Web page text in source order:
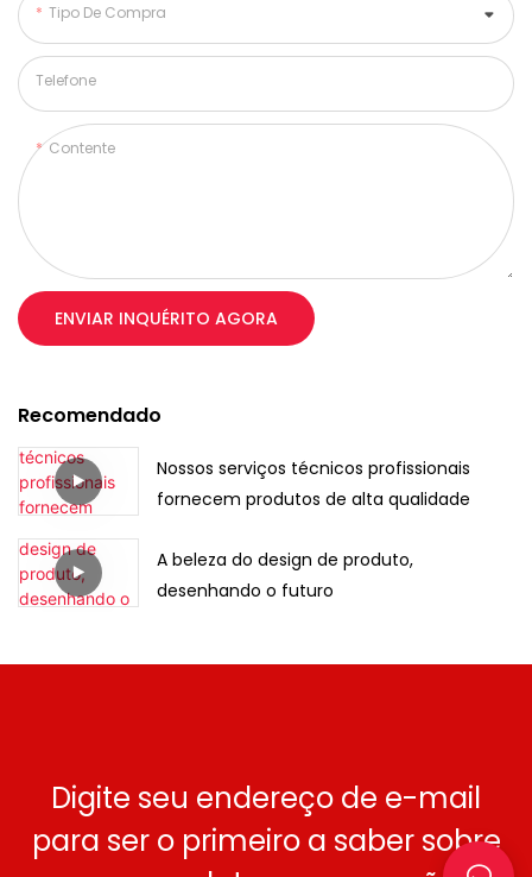
Tipo De Compra
Telefone
Contente
ENVIAR INQUÉRITO AGORA
Recomendado
Nossos serviços técnicos profissionais
fornecem produtos de alta qualidade
A beleza do design de produto,
desenhando o futuro
Digite seu endereço de e-mail
para ser o primeiro a saber sobre